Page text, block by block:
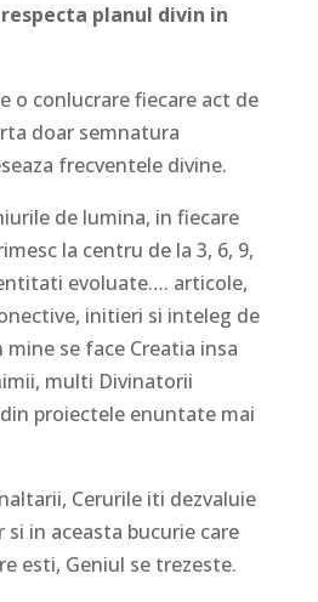
planul divin in
o conlucrare fiecare act de
doar semnatura
frecventele divine.
de lumina, in fiecare
la centru de la 3, 6, 9,
evoluate…. articole,
initieri si inteleg de
se face Creatia insa
multi Divinatorii
proiectele enuntate mai
Cerurile iti dezvaluie
in aceasta bucurie care
esti, Geniul se trezeste.